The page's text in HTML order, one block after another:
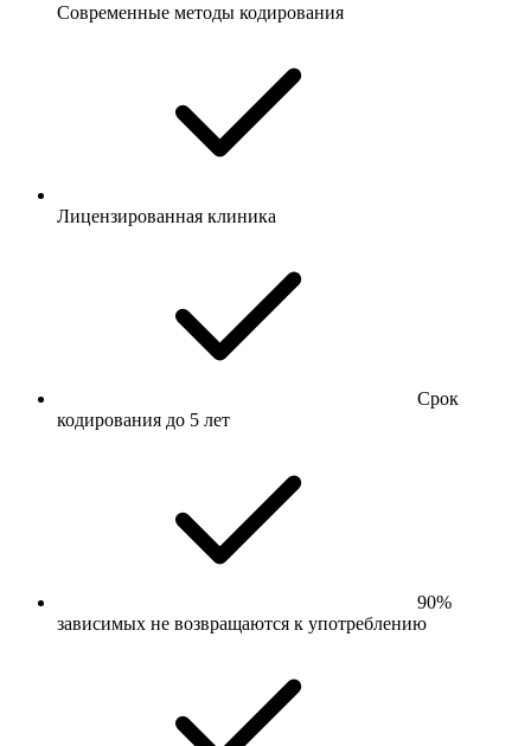
Современные методы кодирования
Лицензированная клиника
Срок
кодирования до 5 лет
90%
зависимых не возвращаются к употреблению